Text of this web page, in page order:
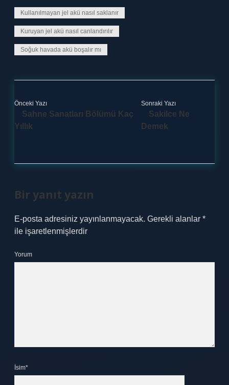
Kullanılmayan jel akü nasıl saklanır
Kuruyan jel akü nasıl canlandırılır
Soğuk havada akü boşalır mı
Önceki Yazı
Sahne Sanatları Bölümü Kaç
Yıllık
Sonraki Yazı
Sakilce Ne
Demek
Bir yanıt yazın
E-posta adresiniz yayınlanmayacak. Gerekli alanlar *
ile işaretlenmişlerdir
Yorum
İsim*